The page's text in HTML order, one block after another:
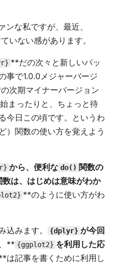
な私ですが、最近、
いない感があります。
**だの次々と新しいパッ
事で1.0.0メジャーバージ
次期マイナーバージョン
まったりと、ちょっと待
今日この頃です。というわ
）関数の使い方を覚えよう
から、便利な do() 関数の
数は、はじめは意味がわか
**のように使い方がわ
込みます。 {dplyr} が今回
、** {ggplot2} を利用した応
は記事を書くために利用し